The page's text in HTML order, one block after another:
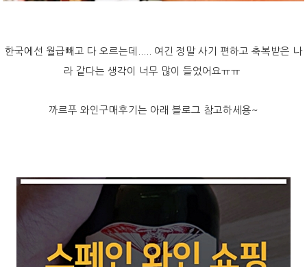
한국에선 월급빼고 다 오르는데..... 여긴 정말 사기 편하고 축복받은 나
라 같다는 생각이 너무 많이 들었어요ㅠㅠ
까르푸 와인구매후기는 아래 블로그 참고하세용~